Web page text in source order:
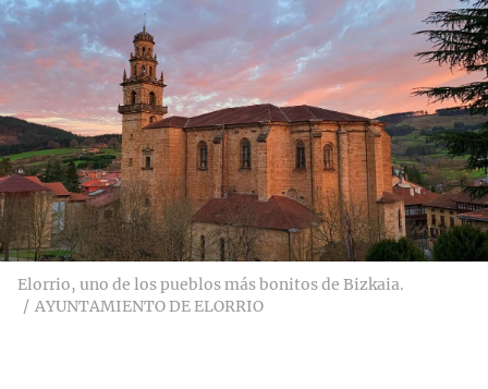
Elorrio, uno de los pueblos más bonitos de Bizkaia.
AYUNTAMIENTO DE ELORRIO